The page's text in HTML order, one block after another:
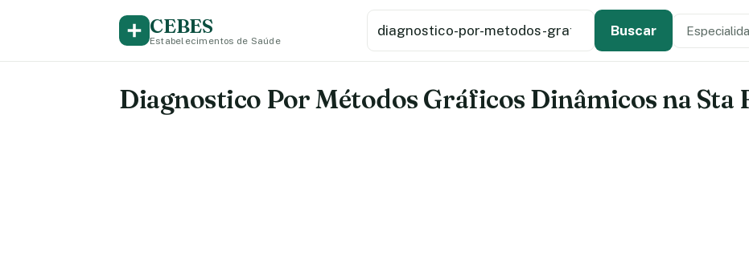
CEBES
Estabelecimentos de Saúde
Buscar estabelecimento de saúde
Buscar Tipo de
Diagnostico Por Métodos Gráficos Dinâmicos na Sta